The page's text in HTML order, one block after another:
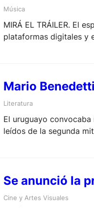
Música
MIRÁ EL TRÁILER. El
plataformas digitales y
Mario
Literatura
El uruguayo
leídos de la segunda
Se anunció la
Cine y Artes Visuales